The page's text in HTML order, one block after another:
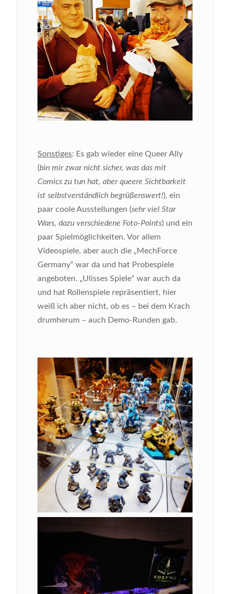
Sonstiges: Es gab wieder eine Queer Ally
(bin mir zwar nicht sicher, was das mit
Comics zu tun hat, aber queere Sichtbarkeit
ist selbstverständlich begrüßenswert!), ein
paar coole Ausstellungen (sehr viel Star
Wars, dazu verschiedene Foto-Points) und ein
paar Spielmöglichkeiten. Vor allem
Videospiele, aber auch die „MechForce
Germany“ war da und hat Probespiele
angeboten. „Ulisses Spiele“ war auch da
und hat Rollenspiele repräsentiert, hier
weiß ich aber nicht, ob es – bei dem Krach
drumherum – auch Demo-Runden gab.